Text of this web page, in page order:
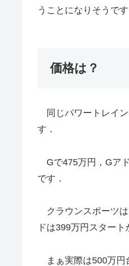
うことになりそうです
価格は？
同じパワートレイン
す．
Gで475万円，Gア
です．
クラウンスポーツは
ドは399万円スター
まぁ実際は500万円